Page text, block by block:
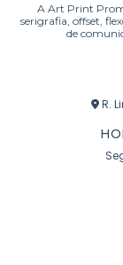
A Art Print
serigrafia, offset,
de
R.